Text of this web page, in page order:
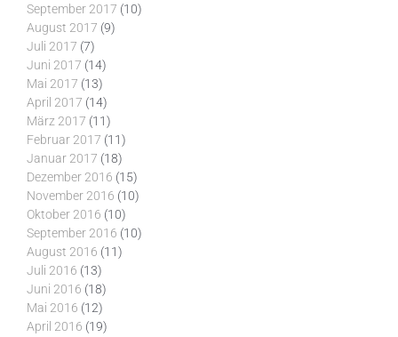
September 2017 (10)
August 2017 (9)
Juli 2017 (7)
Juni 2017 (14)
Mai 2017 (13)
April 2017 (14)
März 2017 (11)
Februar 2017 (11)
Januar 2017 (18)
Dezember 2016 (15)
November 2016 (10)
Oktober 2016 (10)
September 2016 (10)
August 2016 (11)
Juli 2016 (13)
Juni 2016 (18)
Mai 2016 (12)
April 2016 (19)